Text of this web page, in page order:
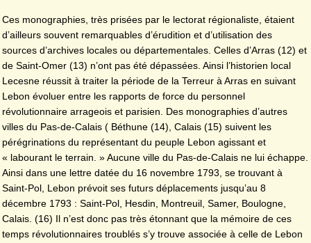
Ces monographies, très prisées par le lectorat régionaliste, étaient
d’ailleurs souvent remarquables d’érudition et d’utilisation des
sources d’archives locales ou départementales. Celles d’Arras (12) et
de Saint-Omer (13) n’ont pas été dépassées. Ainsi l’historien local
Lecesne réussit à traiter la période de la Terreur à Arras en suivant
Lebon évoluer entre les rapports de force du personnel
révolutionnaire arrageois et parisien. Des monographies d’autres
villes du Pas-de-Calais ( Béthune (14), Calais (15) suivent les
pérégrinations du représentant du peuple Lebon agissant et
« labourant le terrain. » Aucune ville du Pas-de-Calais ne lui échappe.
Ainsi dans une lettre datée du 16 novembre 1793, se trouvant à
Saint-Pol, Lebon prévoit ses futurs déplacements jusqu’au 8
décembre 1793 : Saint-Pol, Hesdin, Montreuil, Samer, Boulogne,
Calais. (16) Il n’est donc pas très étonnant que la mémoire de ces
temps révolutionnaires troublés s’y trouve associée à celle de Lebon